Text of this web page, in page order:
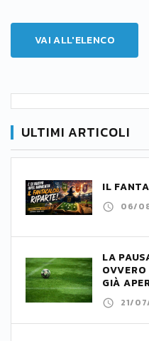
VAI ALL'ELENCO
ULTIMI ARTICOLI
IL
06/
LA
GIÀ
21/